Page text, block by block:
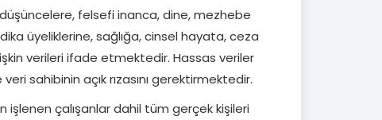
felsefi inanca, dine, mezhebe
üyeliklerine, sağlığa, cinsel hayata, ceza
verileri ifade etmektedir. Hassas veriler
sahibinin açık rızasını gerektirmektedir.
işlenen çalışanlar dahil tüm gerçek kişileri